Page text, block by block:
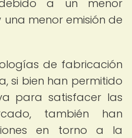
a un menor
menor emisión de
de fabricación
si bien han permitido
para satisfacer las
también han
en torno a la